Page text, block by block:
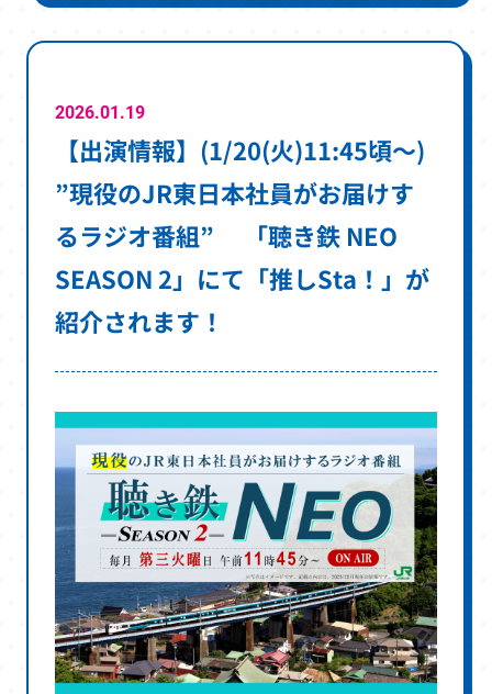
で
開
ま
す
2026.01.19
【出演情報】(1/20(火)11:45頃～)
”現役のJR東日本社員がお届けす
るラジオ番組” 「聴き鉄 NEO
SEASON 2」にて「推しSta！」が
紹介されます！